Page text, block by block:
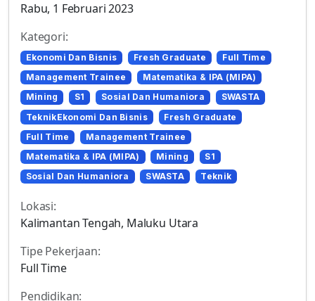
Rabu, 1 Februari 2023
Kategori:
Ekonomi Dan Bisnis Fresh Graduate
Full Time
Management Trainee
Matematika & IPA (MIPA)
Mining
S1 Sosial Dan Humaniora
SWASTA
TeknikEkonomi Dan Bisnis
Fresh Graduate
Full Time
Management Trainee
Matematika & IPA (MIPA)
Mining
S1
Sosial Dan Humaniora
SWASTA Teknik
Lokasi:
Kalimantan Tengah, Maluku Utara
Tipe Pekerjaan:
Full Time
Pendidikan: